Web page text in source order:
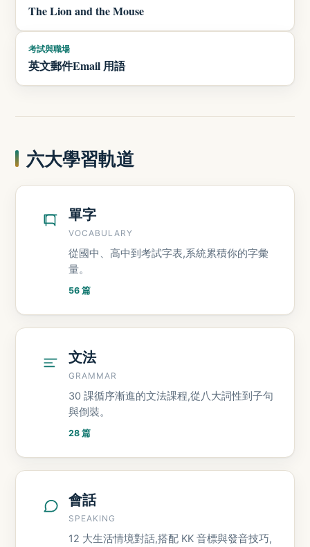
The Lion and the Mouse
考試與職場
英文郵件Email 用語
六大學習軌道
單字
VOCABULARY
從國中、高中到考試字表,系統累積你的字彙
量。
56 篇
文法
GRAMMAR
30 課循序漸進的文法課程,從八大詞性到子句
與倒裝。
28 篇
會話
SPEAKING
12 大生活情境對話,搭配 KK 音標與發音技巧,